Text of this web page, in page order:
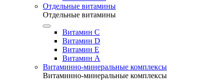
Отдельные витамины
Отдельные витамины
Витамин C
Витамин D
Витамин E
Витамин А
Витаминно-минеральные комплексы
Витаминно-минеральные комплексы